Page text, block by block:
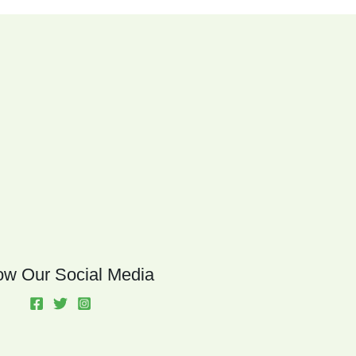
Our Social Media